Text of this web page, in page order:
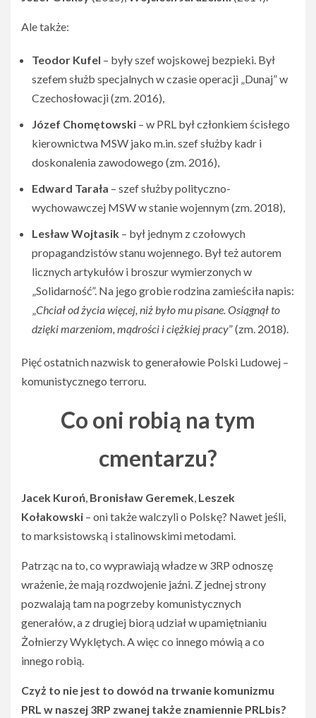
Ale także:
Teodor Kufel – były szef wojskowej bezpieki. Był
szefem służb specjalnych w czasie operacji „Dunaj” w
Czechosłowacji (zm. 2016),
Józef Chomętowski – w PRL był członkiem ścisłego
kierownictwa MSW jako m.in. szef służby kadr i
doskonalenia zawodowego (zm. 2016),
Edward Tarała – szef służby polityczno-
wychowawczej MSW w stanie wojennym (zm. 2018),
Lesław Wojtasik – był jednym z czołowych
propagandzistów stanu wojennego. Był też autorem
licznych artykułów i broszur wymierzonych w
„Solidarność”. Na jego grobie rodzina zamieściła napis:
„Chciał od życia więcej, niż było mu pisane. Osiągnął to
dzięki marzeniom, mądrości i ciężkiej pracy” (zm. 2018).
Pięć ostatnich nazwisk to generałowie Polski Ludowej –
komunistycznego terroru.
Co oni robią na tym
cmentarzu?
Jacek Kuroń, Bronisław Geremek, Leszek
Kołakowski – oni także walczyli o Polskę? Nawet jeśli,
to marksistowską i stalinowskimi metodami.
Patrząc na to, co wyprawiają władze w 3RP odnoszę
wrażenie, że mają rozdwojenie jaźni. Z jednej strony
pozwalają tam na pogrzeby komunistycznych
generałów, a z drugiej biorą udział w upamiętnianiu
Żołnierzy Wyklętych. A więc co innego mówią a co
innego robią.
Czyż to nie jest to dowód na trwanie komunizmu
PRL w naszej 3RP zwanej także znamiennie PRLbis?